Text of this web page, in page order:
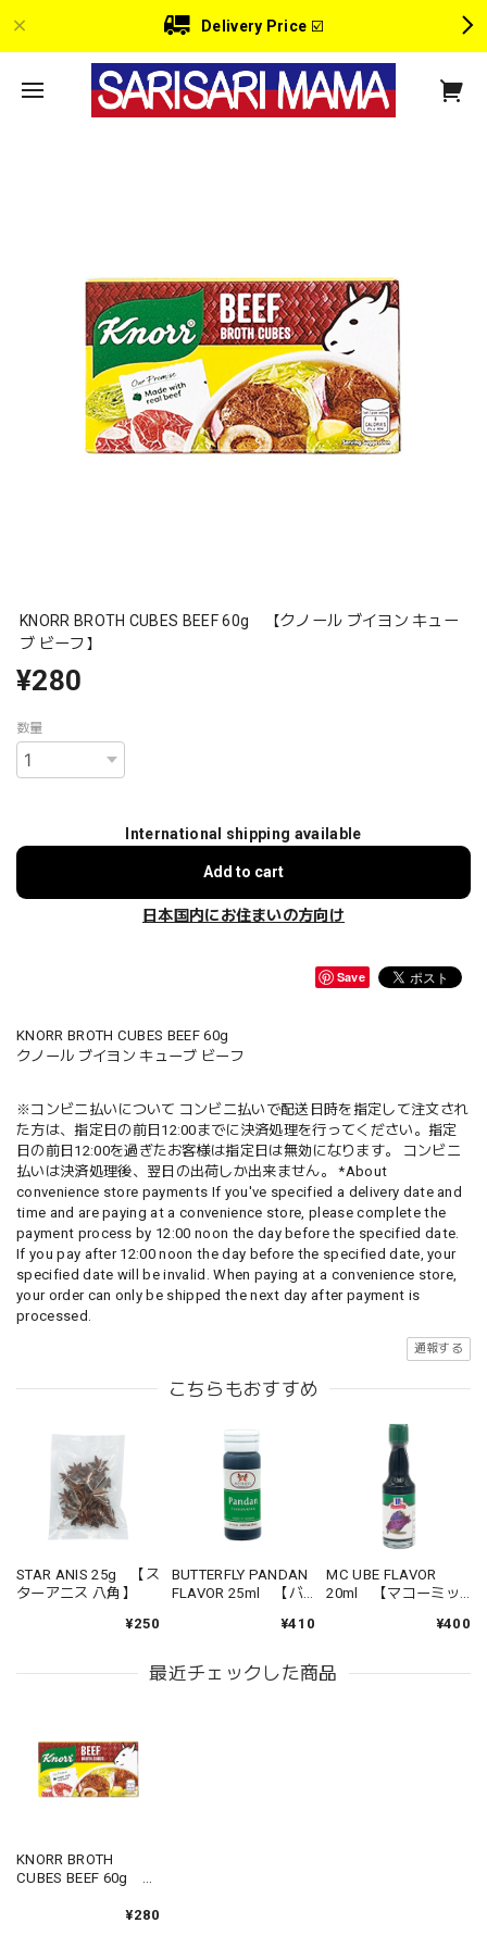
Delivery Price ☑️
KNORR BROTH CUBES BEEF 60g 【クノール ブイヨン キュー
ブ ビーフ】
¥280
数量
International shipping available
Add to cart
日本国内にお住まいの方向け
Save
KNORR BROTH CUBES BEEF 60g
クノール ブイヨン キューブ ビーフ
※コンビニ払いについて コンビニ払いで配送日時を指定して注文され
た方は、指定日の前日12:00までに決済処理を行ってください。指定
日の前日12:00を過ぎたお客様は指定日は無効になります。 コンビニ
払いは決済処理後、翌日の出荷しか出来ません。 *About
convenience store payments If you've specified a delivery date and
time and are paying at a convenience store, please complete the
payment process by 12:00 noon the day before the specified date.
If you pay after 12:00 noon the day before the specified date, your
specified date will be invalid. When paying at a convenience store,
your order can only be shipped the next day after payment is
processed.
通報する
こちらもおすすめ
STAR ANIS 25g 【ス
ターアニス 八角】
¥250
BUTTERFLY PANDAN
FLAVOR 25ml 【バ
¥410
MC UBE FLAVOR
20ml 【マコーミッ
¥400
最近チェックした商品
KNORR BROTH
CUBES BEEF 60g
キューブ ビーフ】¥280